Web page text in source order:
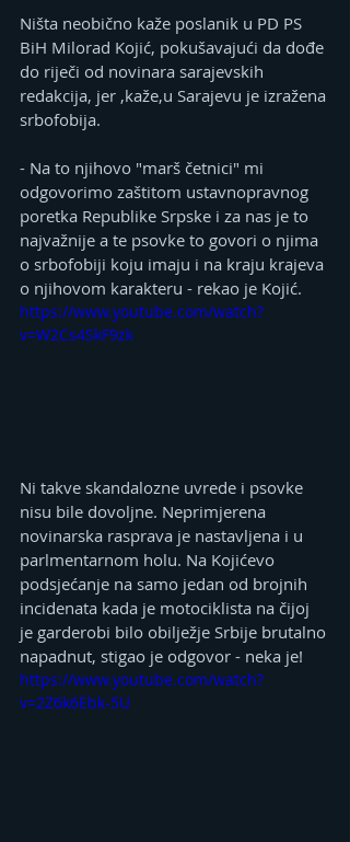
Ništa neobično kaže poslanik u PD PS
BiH Milorad Kojić, pokušavajući da dođe
do riječi od novinara sarajevskih
redakcija, jer ,kaže,u Sarajevu je izražena
srbofobija.
- Na to njihovo "marš četnici" mi
odgovorimo zaštitom ustavnopravnog
poretka Republike Srpske i za nas je to
najvažnije a te psovke to govori o njima
o srbofobiji koju imaju i na kraju krajeva
o njihovom karakteru - rekao je Kojić.
https://www.youtube.com/watch?
v=W2Cs4SkF9zk
Ni takve skandalozne uvrede i psovke
nisu bile dovoljne. Neprimjerena
novinarska rasprava je nastavljena i u
parlmentarnom holu. Na Kojićevo
podsjećanje na samo jedan od brojnih
incidenata kada je motociklista na čijoj
je garderobi bilo obilježje Srbije brutalno
napadnut, stigao je odgovor - neka je!
https://www.youtube.com/watch?
v=2Z6k6Ebk-5U